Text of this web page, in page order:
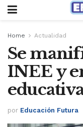
Home Actualidad
Se
INEE y
por Educación Futura